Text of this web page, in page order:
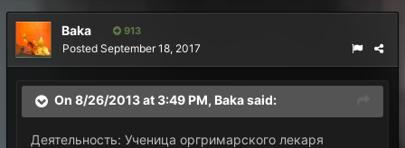
Baka 913
Posted September 18, 2017
On 8/26/2013 at 3:49 PM, Bakasaid:
Деятельность: Ученица оргримарского лекаря